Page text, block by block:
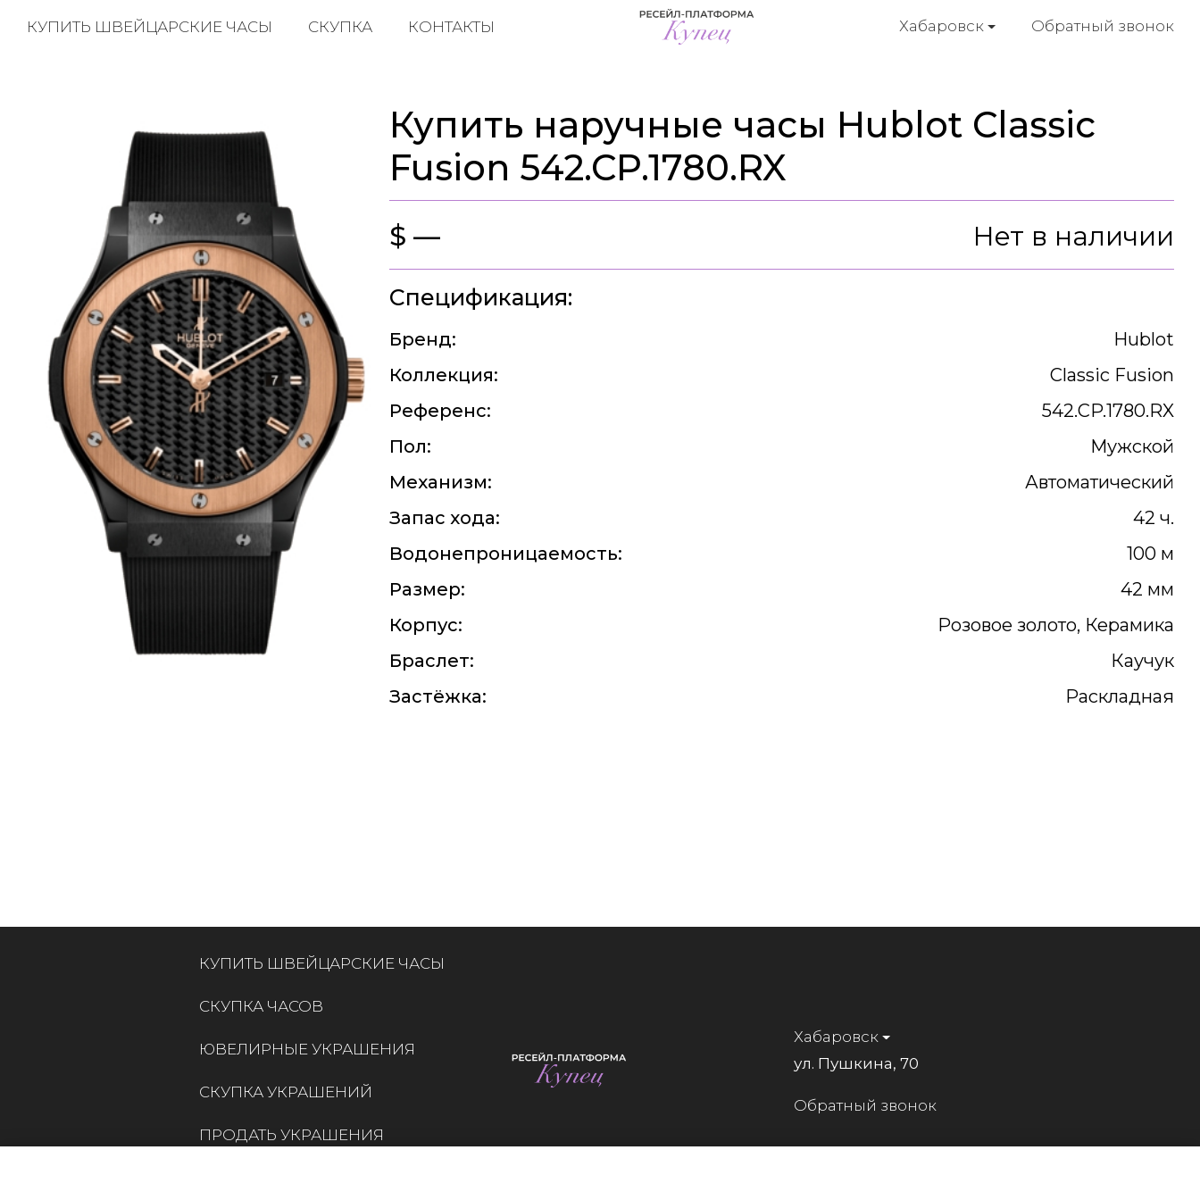
Хабаровск Обратный звонок
КУПИТЬ ШВЕЙЦАРСКИЕ ЧАСЫ СКУПКА КОНТАКТЫ
Купить наручные часы Hublot Classic
Fusion 542.CP.1780.RX
$ — Нет в наличии
Спецификация:
Бренд:
Hublot
Коллекция:
Classic Fusion
Референс:
542.CP.1780.RX
Пол:
Мужской
Механизм:
Автоматический
Запас хода:
42 ч.
Водонепроницаемость:
100 м
Размер:
42 мм
Корпус:
Розовое золото, Керамика
Браслет:
Каучук
Застёжка:
Раскладная
КУПИТЬ ШВЕЙЦАРСКИЕ ЧАСЫ
СКУПКА ЧАСОВ
ЮВЕЛИРНЫЕ УКРАШЕНИЯ
СКУПКА УКРАШЕНИЙ
ПРОДАТЬ УКРАШЕНИЯ
Хабаровск
ул. Пушкина, 70
Обратный звонок